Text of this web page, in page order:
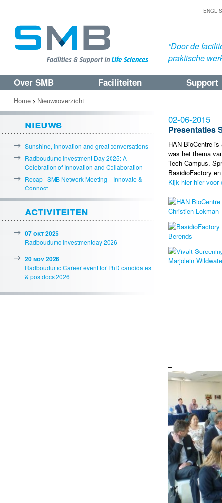
“Door de
praktische
Spring
naar
de
primaire
inhoud
Spring
naar
de
secundaire
inhoud
Over SMB Faciliteiten Support
02-06-2015
Presentaties
HAN BioCentre
was het thema
Tech Campus.
BasidioFactory
Kijk hier hier voor
–
Home > Nieuwsoverzicht
nieuws
Sunshine, innovation and great conversations
Radboudumc Investment Day 2025: A
Celebration of Innovation and Collaboration
Recap | SMB Network Meeting – Innovate &
Connect
activiteiten
07 okt 2026
Radboudumc Investmentday 2026
20 nov 2026
Radboudumc Career event for PhD candidates
& postdocs 2026